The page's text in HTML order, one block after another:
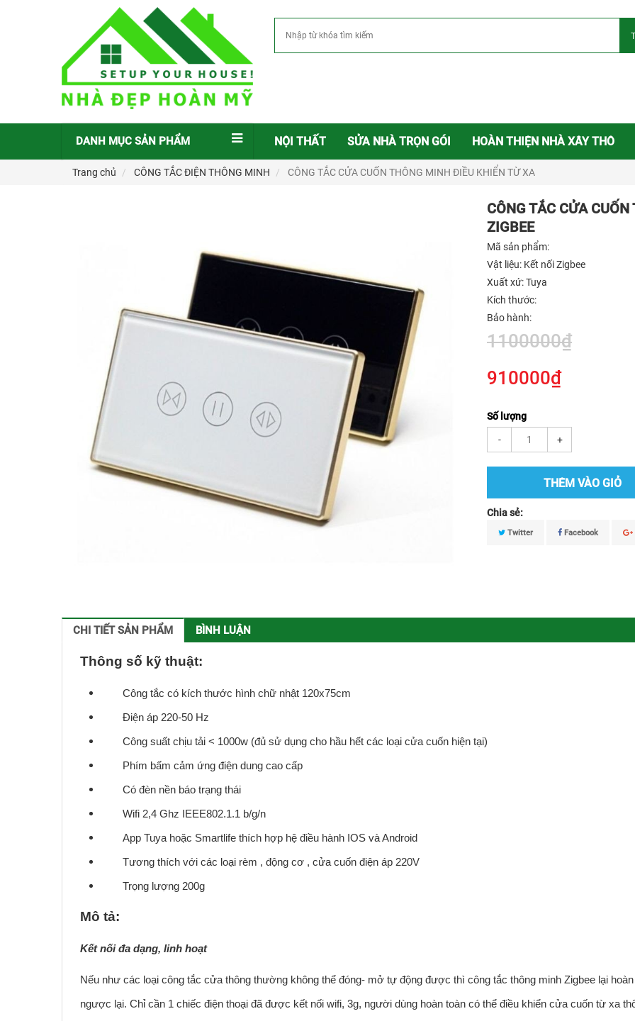
DANH MỤC SẢN PHẨM NỘI THẤT SỬA NHÀ TRỌN GÓI HOÀN THIỆN NHÀ XÂY THÔ
Trang chủ CÔNG TẮC ĐIỆN THÔNG MINH CÔNG TẮC CỬA CUỐN THÔNG MINH ĐIỀU KHIỂN TỪ XA
CÔNG TẮC CỬA
ZIGBEE
Mã sản phẩm:
Vật liệu: Kết nối Zigbee
Xuất xứ: Tuya
Kích thước:
Bảo hành:
1100000₫
910000₫
Số lượng
- +
THÊM VÀO GIỎ
Chia sẻ:
Twitter Facebook
CHI TIẾT SẢN PHẨM BÌNH LUẬN
Thông số kỹ thuật:
Công tắc có kích thước hình chữ nhật 120x75cm
Điện áp 220-50 Hz
Công suất chịu tải < 1000w (đủ sử dụng cho hầu hết các loại cửa cuốn hiện tại)
Phím bấm cảm ứng điện dung cao cấp
Có đèn nền báo trạng thái
Wifi 2,4 Ghz IEEE802.1.1 b/g/n
App Tuya hoặc Smartlife thích hợp hệ điều hành IOS và Android
Tương thích với các loại rèm , động cơ , cửa cuốn điện áp 220V
Trọng lượng 200g
Mô tả:
Kết nối đa dạng, linh hoạt
Nếu như các loại công tắc cửa thông thường không thể đóng- mở tự động được thì công tắc thông minh Zigbee lại
ngược lại. Chỉ cần 1 chiếc điện thoại đã được kết nối wifi, 3g, người dùng hoàn toàn có thể điều khiển cửa cuốn từ xa